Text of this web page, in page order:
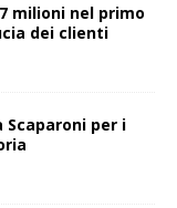
milioni nel primo
dei clienti
per i